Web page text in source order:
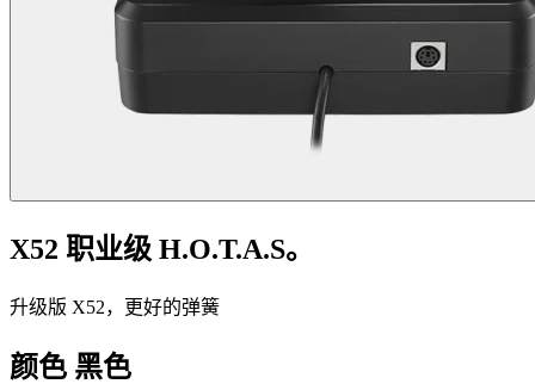
X52 职业级 H.O.T.A.S。
升级版 X52，更好的弹簧
颜色 黑色